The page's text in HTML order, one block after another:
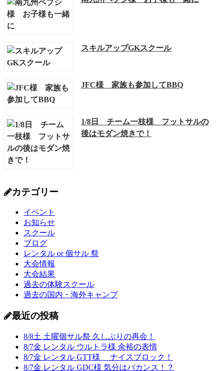
スキルアップGKスクール
JFC様 家族も参加してBBQ
1/8日 チーム一枝様 フットサルの
後はモダン焼きで！
カテゴリー
イベント
お知らせ
スクール
ブログ
レンタル or 個サル 祭
大会情報
大会結果
過去の体験スクール
過去の国内・海外キャンプ
最近の投稿
8/8土 土曜個サル祭 久しぶりの再会！
8/7金 レンタル ウルトラ様 余裕の表情
8/7金 レンタル GTT様 ナイスブロック！
8/7金 レンタル GDC様 気分はバカンス！？